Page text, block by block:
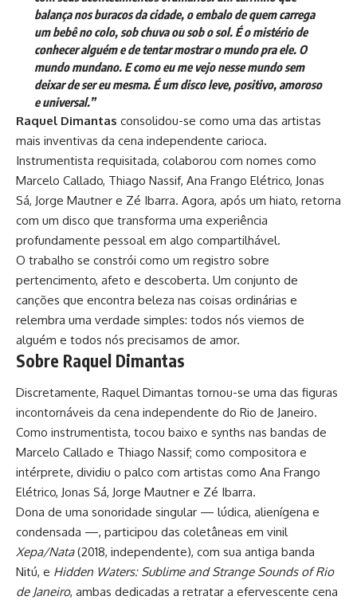
balança nos buracos da cidade, o embalo de quem carrega
um bebê no colo, sob chuva ou sob o sol. É o mistério de
conhecer alguém e de tentar mostrar o mundo pra ele. O
mundo mundano. E como eu me vejo nesse mundo sem
deixar de ser eu mesma. É um disco leve, positivo, amoroso
e universal.”
Raquel Dimantas consolidou-se como uma das artistas
mais inventivas da cena independente carioca.
Instrumentista requisitada, colaborou com nomes como
Marcelo Callado, Thiago Nassif, Ana Frango Elétrico, Jonas
Sá, Jorge Mautner e Zé Ibarra. Agora, após um hiato, retorna
com um disco que transforma uma experiência
profundamente pessoal em algo compartilhável.
O trabalho se constrói como um registro sobre
pertencimento, afeto e descoberta. Um conjunto de
canções que encontra beleza nas coisas ordinárias e
relembra uma verdade simples: todos nós viemos de
alguém e todos nós precisamos de amor.
Sobre Raquel Dimantas
Discretamente, Raquel Dimantas tornou-se uma das figuras
incontornáveis da cena independente do Rio de Janeiro.
Como instrumentista, tocou baixo e synths nas bandas de
Marcelo Callado e Thiago Nassif; como compositora e
intérprete, dividiu o palco com artistas como Ana Frango
Elétrico, Jonas Sá, Jorge Mautner e Zé Ibarra.
Dona de uma sonoridade singular — lúdica, alienígena e
condensada —, participou das coletâneas em vinil
Xepa/Nata(2018, independente), com sua antiga banda
Nitú, e Hidden Waters: Sublime and Strange Sounds of Rio
de Janeiro, ambas dedicadas a retratar a efervescente cena